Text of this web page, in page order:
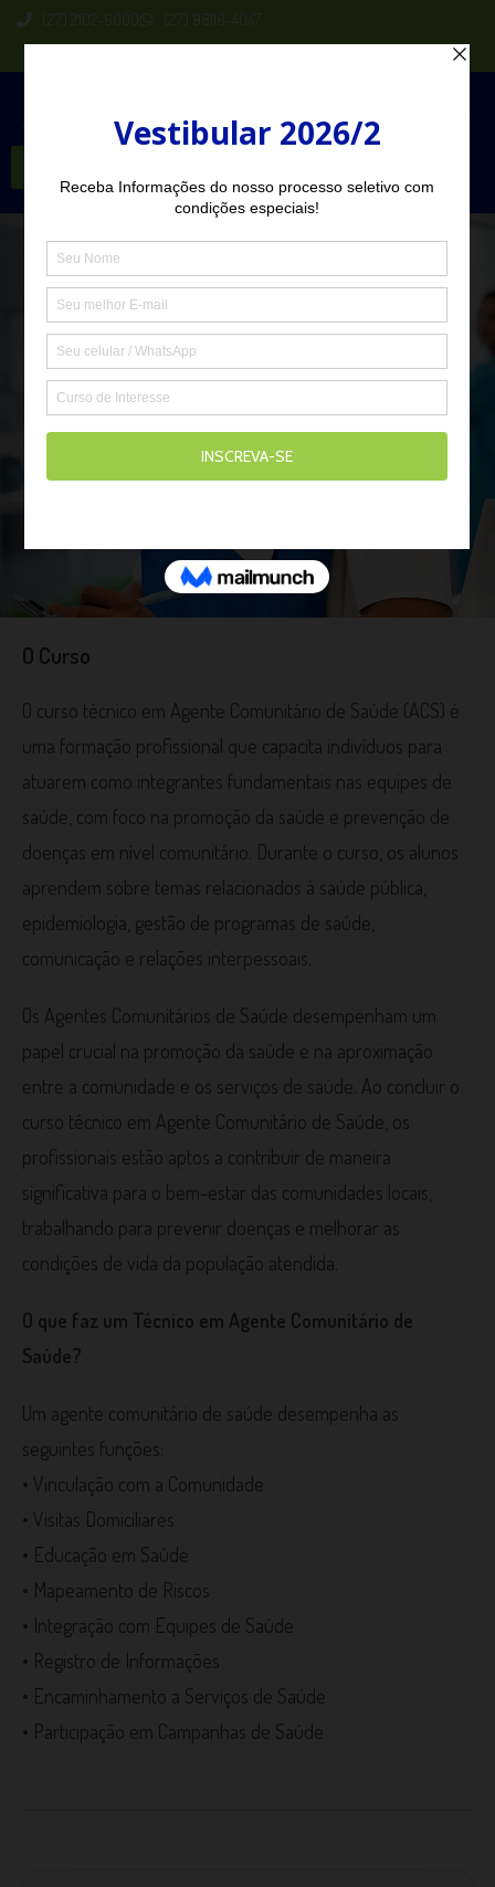
(27) 2102-6000 (27) 98118-4047
Técnico em Agente
Comunitário de Saúde
O Curso
O curso técnico em Agente Comunitário de Saúde (ACS) é
uma formação profissional que capacita indivíduos para
atuarem como integrantes fundamentais nas equipes de
saúde, com foco na promoção da saúde e prevenção de
doenças em nível comunitário. Durante o curso, os alunos
aprendem sobre temas relacionados à saúde pública,
epidemiologia, gestão de programas de saúde,
comunicação e relações interpessoais.
Os Agentes Comunitários de Saúde desempenham um
papel crucial na promoção da saúde e na aproximação
entre a comunidade e os serviços de saúde. Ao concluir o
curso técnico em Agente Comunitário de Saúde, os
profissionais estão aptos a contribuir de maneira
significativa para o bem-estar das comunidades locais,
trabalhando para prevenir doenças e melhorar as
condições de vida da população atendida.
O que faz um Técnico em Agente Comunitário de
Saúde?
Um agente comunitário de saúde desempenha as
seguintes funções:
• Vinculação com a Comunidade
• Visitas Domiciliares
• Educação em Saúde
• Mapeamento de Riscos
• Integração com Equipes de Saúde
• Registro de Informações
• Encaminhamento a Serviços de Saúde
• Participação em Campanhas de Saúde